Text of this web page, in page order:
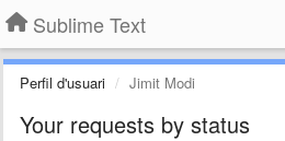
Sublime Text
Perfil d'usuari Jimit Modi
Your requests by status